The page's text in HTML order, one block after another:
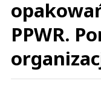
PPWR.